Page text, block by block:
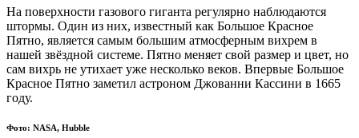
На поверхности газового гиганта регулярно наблюдаются
штормы. Один из них, известный как Большое Красное
Пятно, является самым большим атмосферным вихрем в
нашей звёздной системе. Пятно меняет свой размер и цвет, но
сам вихрь не утихает уже несколько веков. Впервые Большое
Красное Пятно заметил астроном Джованни Кассини в 1665
году.
Фото: NASA, Hubble